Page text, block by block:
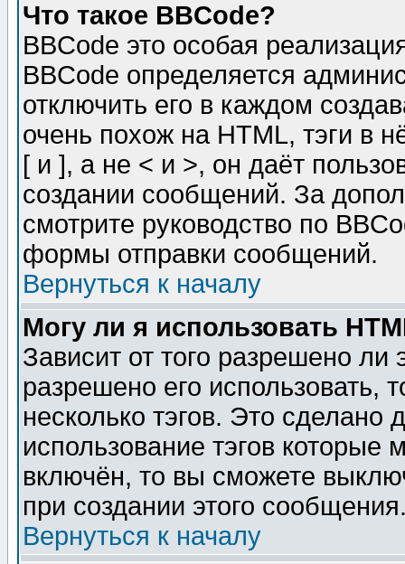
Что такое BBCode?
BBCode это особая
BBCode определяется
отключить его в каждом
очень похож на HTML, тэги в
[ и ], а не < и >, он даёт
создании сообщений. За
смотрите руководство по
формы отправки сообщений.
Вернуться к началу
Могу ли я использовать
Зависит от того разрешено
разрешено его использовать,
несколько тэгов. Это сделано
использование тэгов
включён, то вы сможете
при создании этого
Вернуться к началу